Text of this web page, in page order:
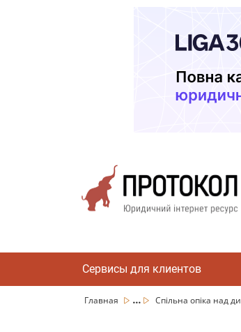
Сервисы для клиентов
Главная ... Спільна опіка над